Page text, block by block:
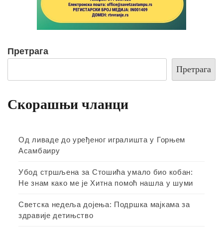
Претрага
Претрага
Скорашњи чланци
Од ливаде до уређеног игралишта у Горњем
Асамбаиру
Убод стршљена за Стошића умало био кобан:
Не знам како ме је Хитна помоћ нашла у шуми
Светска недеља дојења: Подршка мајкама за
здравије детињство